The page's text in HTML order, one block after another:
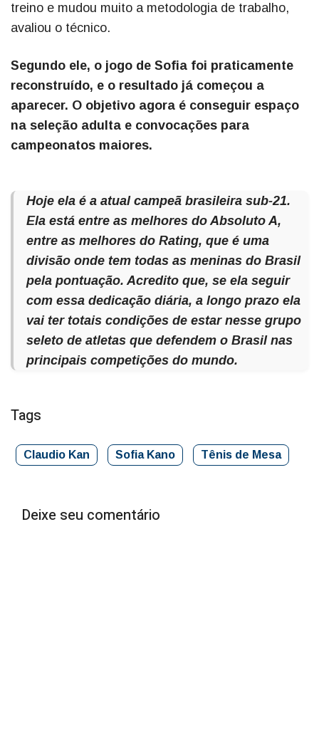
treino e mudou muito a metodologia de trabalho,
avaliou o técnico.
Segundo ele, o jogo de Sofia foi praticamente
reconstruído, e o resultado já começou a
aparecer. O objetivo agora é conseguir espaço
na seleção adulta e convocações para
campeonatos maiores.
Hoje ela é a atual campeã brasileira sub-21.
Ela está entre as melhores do Absoluto A,
entre as melhores do Rating, que é uma
divisão onde tem todas as meninas do Brasil
pela pontuação. Acredito que, se ela seguir
com essa dedicação diária, a longo prazo ela
vai ter totais condições de estar nesse grupo
seleto de atletas que defendem o Brasil nas
principais competições do mundo.
Tags
Claudio Kan Sofia Kano Tênis de Mesa
Deixe seu comentário